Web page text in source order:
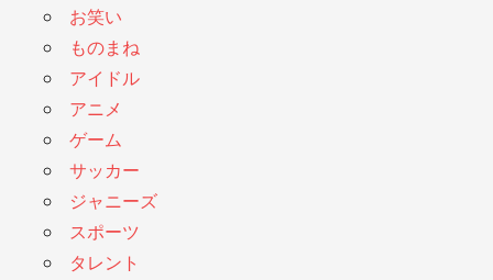
お笑い
ものまね
アイドル
アニメ
ゲーム
サッカー
ジャニーズ
スポーツ
タレント